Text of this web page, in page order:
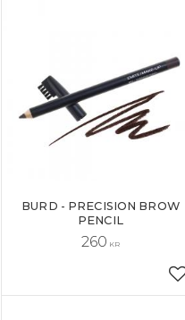
BURD - PRECISION BROW
PENCIL
260 KR